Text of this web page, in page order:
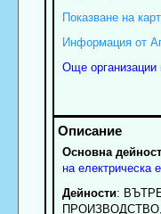
Показване на
Информация от
Още организации
Основна
на електрическа
Дейности: